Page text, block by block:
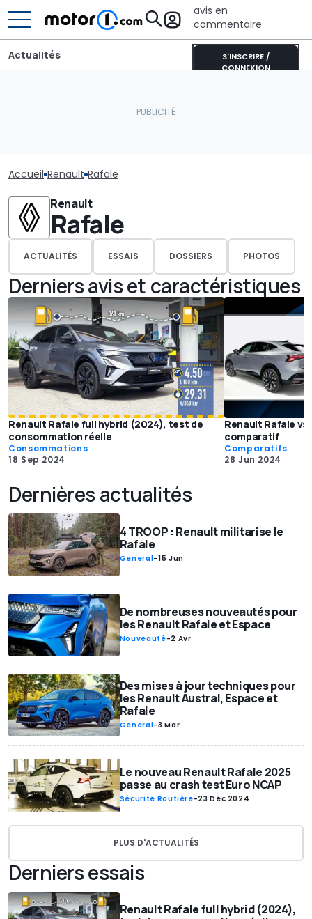
avis en
commentaire
S'INSCRIRE /
CONNEXION
Actualités
Accueil Renault Rafale
Renault
Rafale
ACTUALITÉS ESSAIS DOSSIERS PHOTOS
Derniers avis et caractéristiques
Renault Rafale full hybrid (2024), test de
consommation réelle
Consommations
18 Sep 2024
Renault Rafale
comparatif
Comparatifs
28 Jun 2024
Dernières actualités
4 TROOP : Renault militarise le
Rafale
General-15 Jun
De nombreuses nouveautés pour
les Renault Rafale et Espace
Nouveauté-2 Avr
Des mises à jour techniques pour
les Renault Austral, Espace et
Rafale
General-3 Mar
Le nouveau Renault Rafale 2025
passe au crash test Euro NCAP
Sécurité Routière-23 Déc 2024
PLUS D'ACTUALITÉS
Derniers essais
Renault Rafale full hybrid (2024),